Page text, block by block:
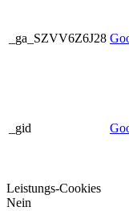
_ga_SZVV6Z6J28
_gid
Leistungs-Cookies
Nein